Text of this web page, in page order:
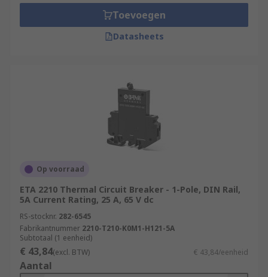
Toevoegen
Datasheets
Op voorraad
ETA 2210 Thermal Circuit Breaker - 1-Pole, DIN Rail,
5A Current Rating, 25 A, 65 V dc
RS-stocknr. 282-6545
Fabrikantnummer 2210-T210-K0M1-H121-5A
Subtotaal (1 eenheid)
€ 43,84(excl. BTW) € 43,84/eenheid
Aantal